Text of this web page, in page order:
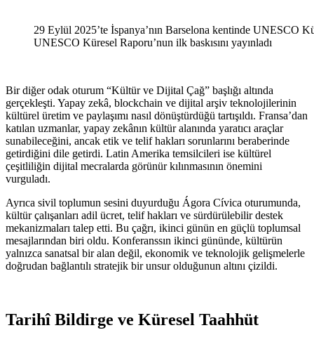
29 Eylül 2025’te İspanya’nın Barselona kentinde UNESCO
UNESCO Küresel Raporu’nun ilk baskısını yayınladı
Bir diğer odak oturum “Kültür ve Dijital Çağ” başlığı altında
gerçekleşti. Yapay zekâ, blockchain ve dijital arşiv teknolojilerinin
kültürel üretim ve paylaşımı nasıl dönüştürdüğü tartışıldı. Fransa’dan
katılan uzmanlar, yapay zekânın kültür alanında yaratıcı araçlar
sunabileceğini, ancak etik ve telif hakları sorunlarını beraberinde
getirdiğini dile getirdi. Latin Amerika temsilcileri ise kültürel
çeşitliliğin dijital mecralarda görünür kılınmasının önemini
vurguladı.
Ayrıca sivil toplumun sesini duyurduğu Ágora Cívica oturumunda,
kültür çalışanları adil ücret, telif hakları ve sürdürülebilir destek
mekanizmaları talep etti. Bu çağrı, ikinci günün en güçlü toplumsal
mesajlarından biri oldu. Konferanssın ikinci gününde, kültürün
yalnızca sanatsal bir alan değil, ekonomik ve teknolojik gelişmelerle
doğrudan bağlantılı stratejik bir unsur olduğunun altını çizildi.
Tarihî Bildirge ve Küresel Taahhüt